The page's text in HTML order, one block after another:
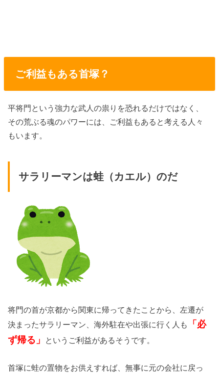
ご利益もある首塚？
平将門という強力な武人の祟りを恐れるだけではなく、
その荒ぶる魂のパワーには、ご利益もあると考える人々
もいます。
サラリーマンは蛙（カエル）のだ
将門の首が京都から関東に帰ってきたことから、左遷が
決まったサラリーマン、海外駐在や出張に行く人も
「必
ず帰る」
というご利益があるそうです。
首塚に蛙の置物をお供えすれば、無事に元の会社に戻っ